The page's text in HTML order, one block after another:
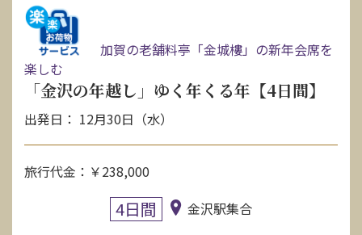
加賀の老舗料亭「金城樓」の新年会席を
楽しむ
「金沢の年越し」ゆく年くる年【4日間】
出発日： 12月30日（水）
旅行代金：￥238,000
4日間 金沢駅集合